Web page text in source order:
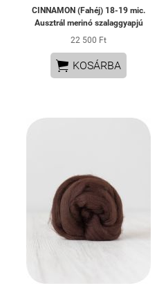
CINNAMON (Fahéj) 18-19 mic.
Ausztrál merinó szalaggyapjú
22 500 Ft
 KOSÁRBA